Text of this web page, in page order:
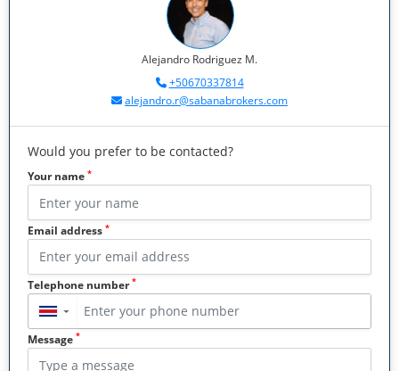
Alejandro Rodriguez M.
+50670337814
alejandro.r@sabanabrokers.com
Would you prefer to be contacted?
Your name *
Email address *
Telephone number*
▼
Message *